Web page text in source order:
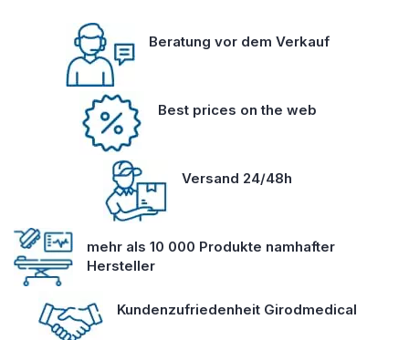
Beratung vor dem Verkauf
Best prices on the web
Versand 24/48h
mehr als 10 000 Produkte namhafter
Hersteller
Kundenzufriedenheit Girodmedical